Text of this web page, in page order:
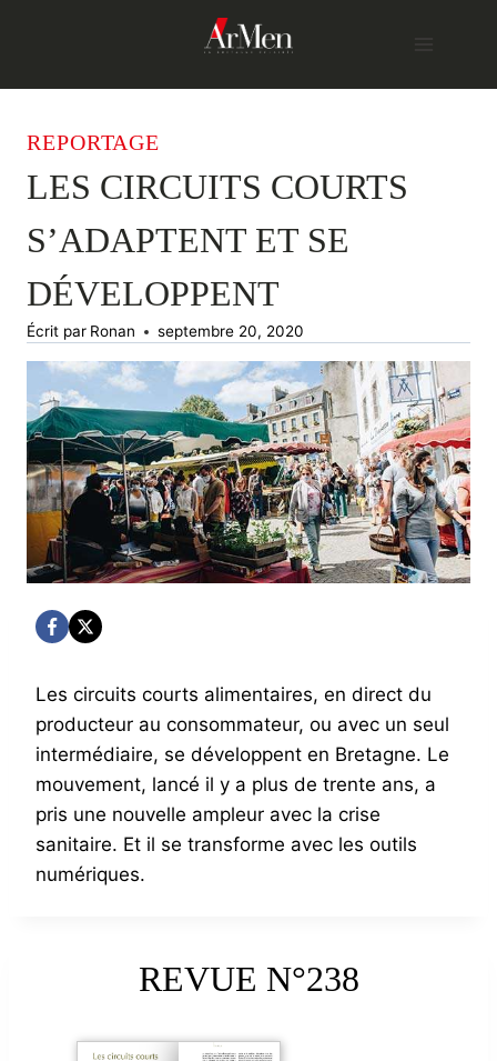
REPORTAGE
LES CIRCUITS COURTS
S’ADAPTENT ET SE
DÉVELOPPENT
Écrit par Ronan septembre 20, 2020
Les circuits courts alimentaires, en direct du
producteur au consommateur, ou avec un seul
intermédiaire, se développent en Bretagne. Le
mouvement, lancé il y a plus de trente ans, a
pris une nouvelle ampleur avec la crise
sanitaire. Et il se transforme avec les outils
numériques.
REVUE N°238